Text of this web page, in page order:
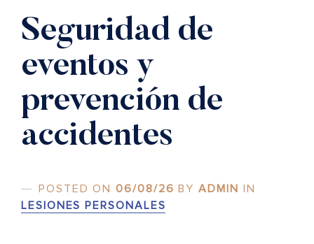
Seguridad de
eventos y
prevención de
accidentes
POSTED ON06/08/26 BYADMIN IN
LESIONES PERSONALES